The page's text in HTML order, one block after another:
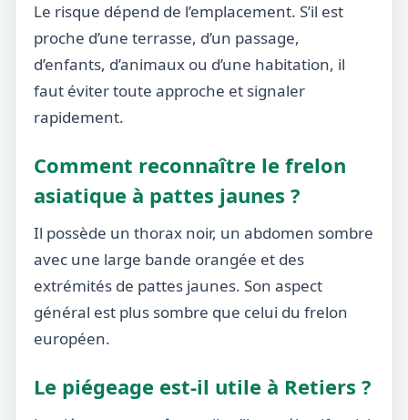
Le risque dépend de l’emplacement. S’il est
proche d’une terrasse, d’un passage,
d’enfants, d’animaux ou d’une habitation, il
faut éviter toute approche et signaler
rapidement.
Comment reconnaître le frelon
asiatique à pattes jaunes ?
Il possède un thorax noir, un abdomen sombre
avec une large bande orangée et des
extrémités de pattes jaunes. Son aspect
général est plus sombre que celui du frelon
européen.
Le piégeage est-il utile à Retiers ?